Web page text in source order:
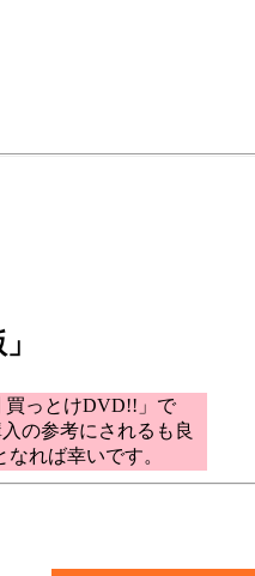
買っとけDVD!!」で
の参考にされるも良
れば幸いです。